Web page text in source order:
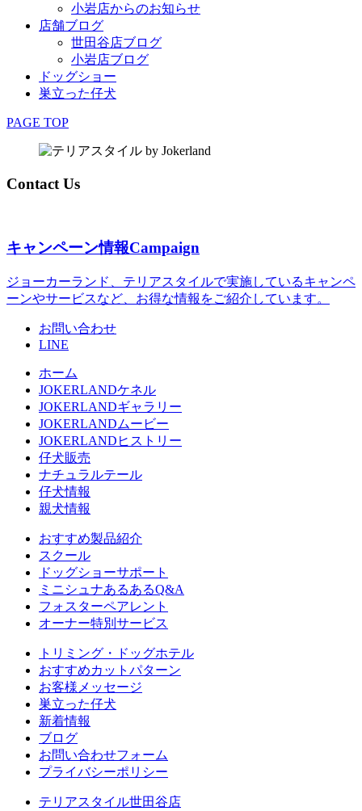
小岩店からのお知らせ
店舗ブログ
世田谷店ブログ
小岩店ブログ
ドッグショー
巣立った仔犬
PAGE TOP
Contact Us
キャンペーン情報Campaign
ジョーカーランド、テリアスタイルで実施しているキャンペ
ーンやサービスなど、お得な情報をご紹介しています。
お問い合わせ
LINE
ホーム
JOKERLANDケネル
JOKERLANDギャラリー
JOKERLANDムービー
JOKERLANDヒストリー
仔犬販売
ナチュラルテール
仔犬情報
親犬情報
おすすめ製品紹介
スクール
ドッグショーサポート
ミニシュナあるあるQ&A
フォスターペアレント
オーナー特別サービス
トリミング・ドッグホテル
おすすめカットパターン
お客様メッセージ
巣立った仔犬
新着情報
ブログ
お問い合わせフォーム
プライバシーポリシー
テリアスタイル世田谷店